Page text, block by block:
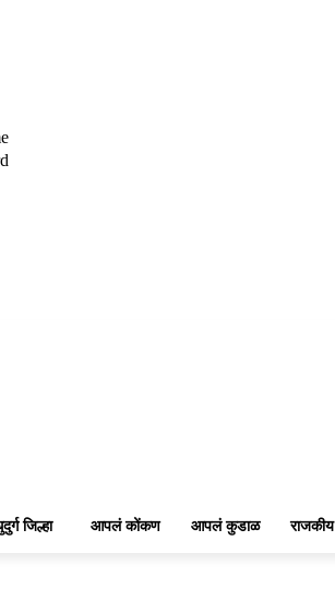
जिल्हा आपलं कोंकण आपलं कुडाळ राजकीय